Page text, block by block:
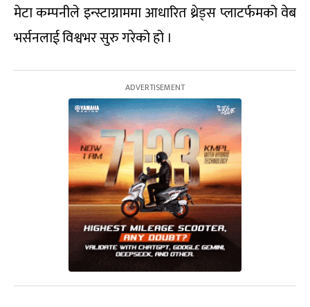
मेटा कम्पनीले इन्स्टाग्राममा आधारित थ्रेड्स प्लाटर्फमको वेब
भर्सनलाई विश्वभर सुरु गरेको हो ।